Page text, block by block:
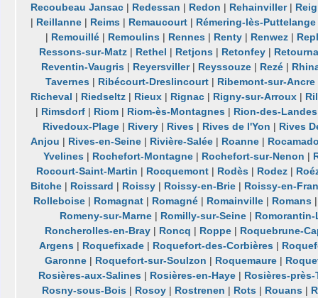
Recoubeau Jansac | Redessan | Redon | Rehainviller|
| Reillanne| Reims| Remaucourt| Rémering-lès-Puttelange
| Remouillé | Remoulins | Rennes | Renty | Renwez |
Ressons-sur-Matz| Rethel | Retjons| Retonfey|
Reventin-Vaugris| Reyersviller| Reyssouze| Rezé|
Tavernes | Ribécourt-Dreslincourt | Ribemont-sur-Ancre
Richeval | Riedseltz| Rieux| Rignac| Rigny-sur-Arroux|
| Rimsdorf | Riom | Riom-ès-Montagnes | Rion-des-Landes
Rivedoux-Plage| Rivery| Rives| Rives de l'Yon | Rives
Anjou | Rives-en-Seine | Rivière-Salée | Roanne |
Yvelines| Rochefort-Montagne| Rochefort-sur-Nenon |
Rocourt-Saint-Martin | Rocquemont| Rodès| Rodez|
Bitche| Roissard | Roissy| Roissy-en-Brie| Roissy-en-
Rolleboise| Romagnat| Romagné| Romainville| Romans
Romeny-sur-Marne| Romilly-sur-Seine|
Roncherolles-en-Bray| Roncq | Roppe| Roquebrune-
Argens | Roquefixade | Roquefort-des-Corbières |
Garonne| Roquefort-sur-Soulzon | Roquemaure|
Rosières-aux-Salines | Rosières-en-Haye | Rosières-près-
Rosny-sous-Bois | Rosoy | Rostrenen | Rots | Rouans |